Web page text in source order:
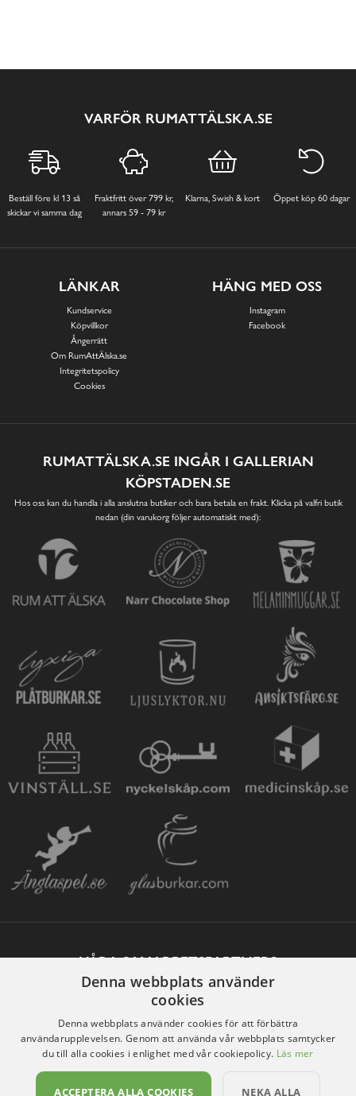
VARFÖR RUMATTÄLSKA.SE
Beställ före kl 13 så
skickar vi samma dag
Fraktfritt över 799 kr,
annars 59 - 79 kr
Klarna, Swish & kort Öppet köp 60 dagar
LÄNKAR
Kundservice
Köpvillkor
Ångerrätt
Om RumAttÄlska.se
Integritetspolicy
Cookies
HÄNG MED OSS
Instagram
Facebook
RUMATTÄLSKA.SE INGÅR I GALLERIAN
KÖPSTADEN.SE
Hos oss kan du handla i alla anslutna butiker och bara betala en frakt. Klicka på valfri butik
nedan (din varukorg följer automatiskt med):
VÅRA SAMARBETSPARTNERS
Denna webbplats använder
cookies
Denna webbplats använder cookies för att förbättra
användarupplevelsen. Genom att använda vår webbplats samtycker
du till alla cookies i enlighet med vår cookiepolicy. Läs mer
ACCEPTERA ALLA COOKIES NEKA ALLA